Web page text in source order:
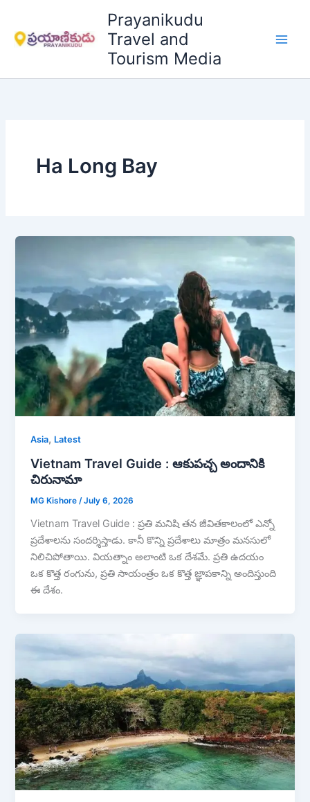
content
Prayanikudu
Travel and
Tourism Media
Ha Long Bay
Asia, Latest
Vietnam Travel Guide : ఆకుపచ్చ అందానికి
చిరునామా
MG Kishore/July 6, 2026
Vietnam Travel Guide : ప్రతి మనిషి తన జీవితకాలంలో ఎన్నో
ప్రదేశాలను సందర్శిస్తాడు. కానీ కొన్ని ప్రదేశాలు మాత్రం మనసులో
నిలిచిపోతాయి. వియత్నాం అలాంటి ఒక దేశమే. ప్రతి ఉదయం
ఒక కొత్త రంగును, ప్రతి సాయంత్రం ఒక కొత్త జ్ఞాపకాన్ని అందిస్తుంది
ఈ దేశం.